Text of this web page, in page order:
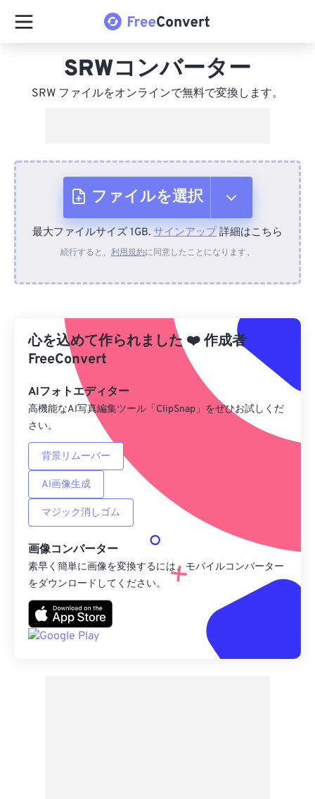
SRWコンバーター
SRW ファイルをオンラインで無料で変換します。
ファイルを選択
デバイスから
Googleドライブから
OneDriveから
URLから
最大ファイルサイズ 1GB. サインアップ詳細はこちら
続行すると、 利用規約に同意したことになります。
心を込めて作られました ❤️作成者
FreeConvert
AIフォトエディター
高機能なAI写真編集ツール「ClipSnap」をぜひお試しくだ
さい。
背景リムーバー
AI画像生成
マジック消しゴム
画像コンバーター
素早く簡単に画像を変換するには、モバイルコンバーター
をダウンロードしてください。